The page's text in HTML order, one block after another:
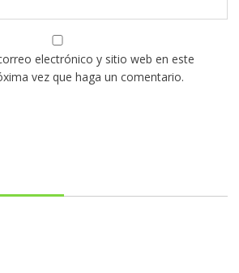
electrónico y sitio web en este
vez que haga un comentario.